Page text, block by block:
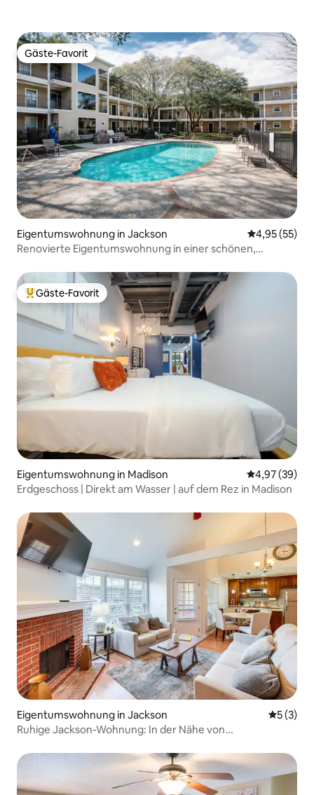
Gäste-Favorit
Gäste-Favorit
Eigentumswohnung in Jackson
4,95 (55)
Renovierte Eigentumswohnung in einer schönen,
Beliebter Gäste-Favorit.
Gäste-Favorit
Eigentumswohnung in Madison
4,97 (39)
Erdgeschoss | Direkt am Wasser | auf dem Rez in Madison
Eigentumswohnung in Jackson
5 (3)
Ruhige Jackson-Wohnung: In der Nähe von